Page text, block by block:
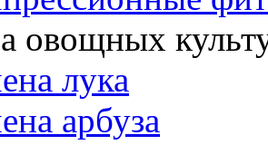
овощных
лука
арбуза